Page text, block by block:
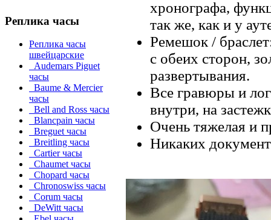
Реплика часы
Реплика часы
швейцарские
Audemars Piguet
часы
Baume & Mercier
часы
Bell and Ross часы
Blancpain часы
Breguet часы
Breitling часы
Cartier часы
Chaumet часы
Chopard часы
Chronoswiss часы
Corum часы
DeWitt часы
хронографа,
так же, как и у
Ремешок /
с обеих сторон,
развертывания.
Все гравюры и
внутри, на
Очень тяжелая и
Никаких